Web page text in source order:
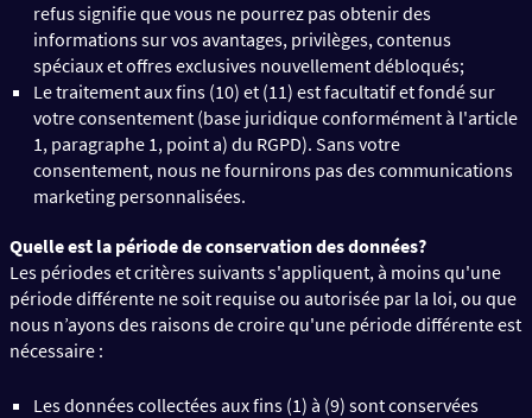
refus signifie que vous ne pourrez pas obtenir des
informations sur vos avantages, privilèges, contenus
spéciaux et offres exclusives nouvellement débloqués;
Le traitement aux fins (10) et (11) est facultatif et fondé sur
votre consentement (base juridique conformément à l'article
1, paragraphe 1, point a) du RGPD). Sans votre
consentement, nous ne fournirons pas des communications
marketing personnalisées.
Quelle est la période de conservation des données?
Les périodes et critères suivants s'appliquent, à moins qu'une
période différente ne soit requise ou autorisée par la loi, ou que
nous n’ayons des raisons de croire qu'une période différente est
nécessaire :
Les données collectées aux fins (1) à (9) sont conservées